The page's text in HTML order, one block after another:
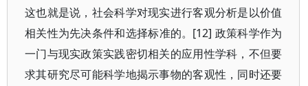
这也就是说，社会科学对现实进行客观分析是以价值
相关性为先决条件和选择标准的。[12] 政策科学作为
一门与现实政策实践密切相关的应用性学科，不但要
求其研究尽可能科学地揭示事物的客观性，同时还要